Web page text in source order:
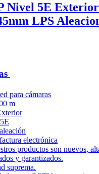
Nivel 5E
LPS
para cámaras
m
electrónica
productos son nuevos,
y garantizados.
suprema.